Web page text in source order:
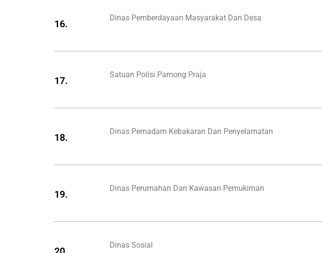
16.
Dinas Pemberdayaan Masyarakat Dan Desa
17.
Satuan Polisi Pamong Praja
18.
Dinas Pemadam Kebakaran Dan Penyelamatan
19.
Dinas Perumahan Dan Kawasan Pemukiman
Dinas Sosial